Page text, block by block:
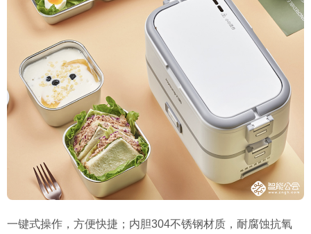
一键式操作，方便快捷；内胆304不锈钢材质，耐腐蚀抗氧